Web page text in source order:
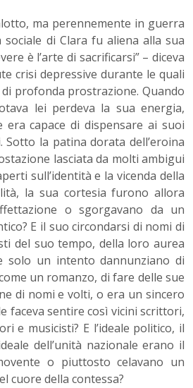
ma perennemente in guerra
sociale di Clara fu aliena alla sua
è l’arte di sacrificarsi” – diceva
crisi depressive durante le quali
profonda prostrazione. Quando
lei perdeva la sua energia,
era capace di dispensare ai suoi
Sotto la patina dorata dell’eroina
lasciata da molti ambigui
sull’identità e la vicenda della
la sua cortesia furono allora
o sgorgavano da un
E il suo circondarsi di nomi di
del suo tempo, della loro aurea
solo un intento dannunziano di
un romanzo, di fare delle sue
di nomi e volti, o era un sincero
faceva sentire così vicini scrittori,
e musicisti? E l’ideale politico, il
dell’unità nazionale erano il
o piuttosto celavano un
cuore della contessa?